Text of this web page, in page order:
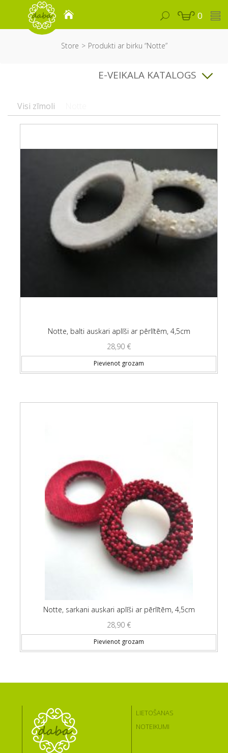
0
Store Produkti ar birku “Notte”
E-VEIKALA KATALOGS
Visi zīmoli
Notte, balti auskari aplīši ar pērlītēm, 4,5cm
28,90 €
Pievienot grozam
Notte, sarkani auskari aplīši ar pērlītēm, 4,5cm
28,90 €
Pievienot grozam
LIETOŠANAS
NOTEIKUMI